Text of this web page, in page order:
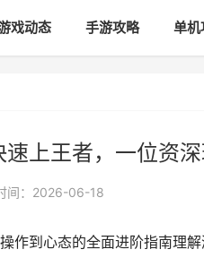
戏动态 手游攻略 单机
上王者，一位资
间：2026-06-18
作到心态的全面进阶指南理